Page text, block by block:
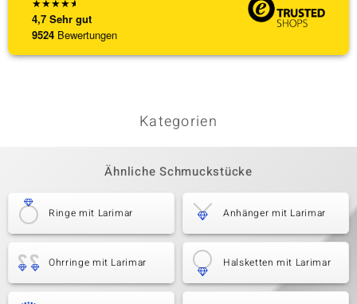
4,7 Sehr gut
9524 Bewertungen
Kategorien
Ähnliche Schmuckstücke
Ringe mit Larimar Anhänger mit Larimar
Ohrringe mit Larimar Halsketten mit Larimar